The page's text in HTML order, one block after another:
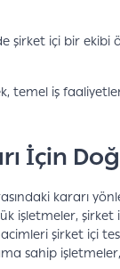
şirket içi bir
temel iş
İçin
kararı
işletmeler,
şirket içi
sahip